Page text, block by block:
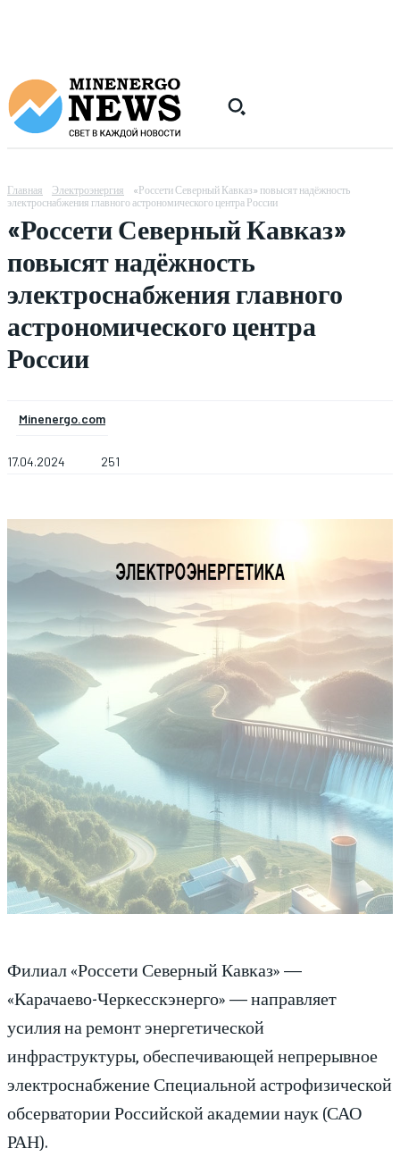
Главная Электроэнергия
«Россети Северный Кавказ» повысят надёжность
электроснабжения главного астрономического центра России
«Россети Северный Кавказ»
повысят надёжность
электроснабжения главного
астрономического центра
России
Minenergo.com
17.04.2024 251
Филиал «Россети Северный Кавказ» —
«Карачаево-Черкесскэнерго» — направляет
усилия на ремонт энергетической
инфраструктуры, обеспечивающей непрерывное
электроснабжение Специальной астрофизической
обсерватории Российской академии наук (САО
РАН).